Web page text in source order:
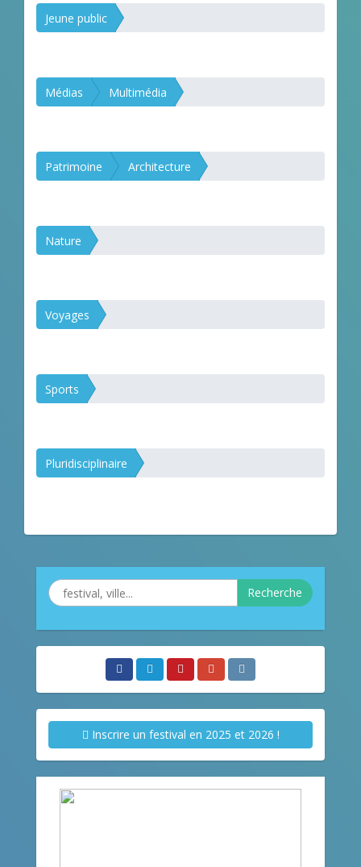
Jeune public
Médias Multimédia
Patrimoine Architecture
Nature
Voyages
Sports
Pluridisciplinaire
Recherche
Inscrire un festival en 2025 et 2026 !